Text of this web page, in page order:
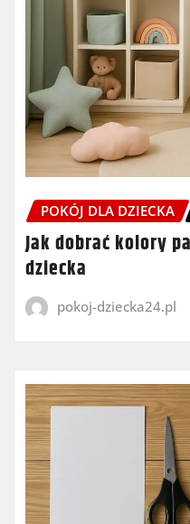
POKÓJ DLA DZIECKA
Jak dobrać kolory
dziecka
pokoj-dziecka24.pl